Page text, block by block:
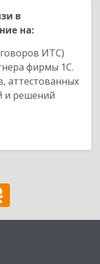
в
на:
ИТС)
фирмы 1С.
аттестованных
и решений